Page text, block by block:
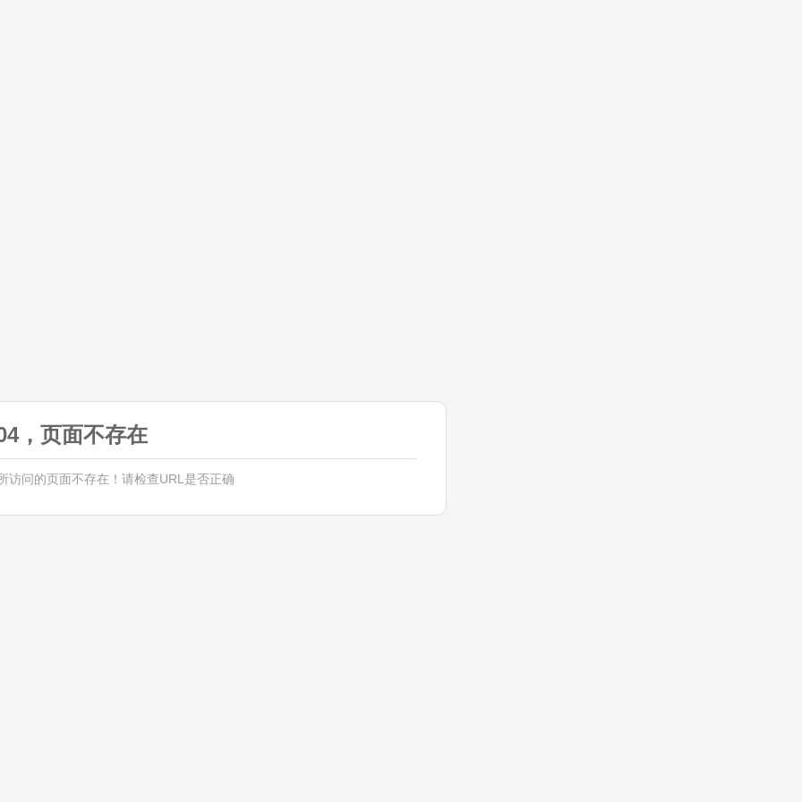
，页面不存在
访问的页面不存在！请检查URL是否正确